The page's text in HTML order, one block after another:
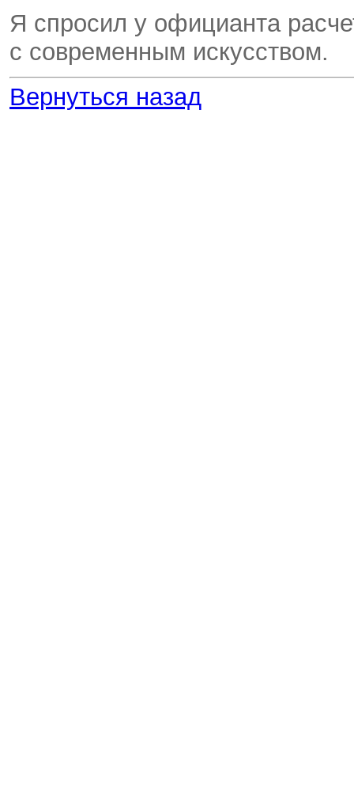
Я спросил у официанта
с современным искусством.
Вернуться назад